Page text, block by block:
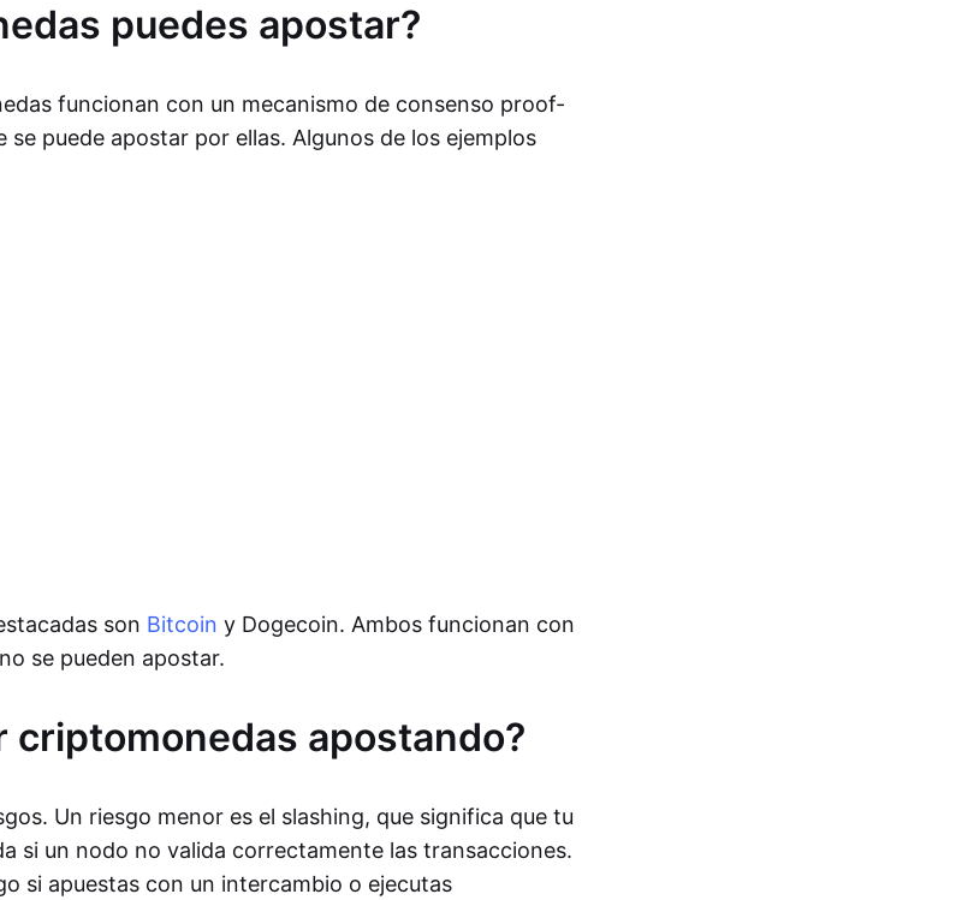
puedes apostar?
funcionan con un mecanismo de consenso proof-
puede apostar por ellas. Algunos de los ejemplos
son Bitcoin y Dogecoin. Ambos funcionan con
se pueden apostar.
criptomonedas apostando?
Un riesgo menor es el slashing, que significa que tu
si un nodo no valida correctamente las transacciones.
si apuestas con un intercambio o ejecutas